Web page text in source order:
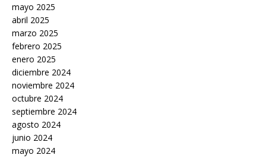
mayo 2025
abril 2025
marzo 2025
febrero 2025
enero 2025
diciembre 2024
noviembre 2024
octubre 2024
septiembre 2024
agosto 2024
junio 2024
mayo 2024